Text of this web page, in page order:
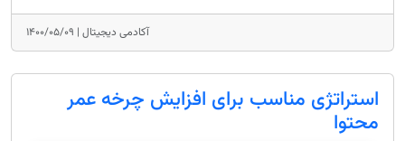
آکادمی دیجیتال | ۱۴۰۰/۰۵/۰۹
استراتژی مناسب برای افزایش چرخه عمر
محتوا